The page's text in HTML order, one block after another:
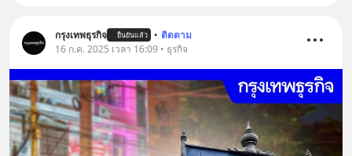
กรุงเทพธุรกิจ ยืนยันแล้ว • ติดตาม
16 ก.ค. 2025 เวลา 16:09 • ธุรกิจ